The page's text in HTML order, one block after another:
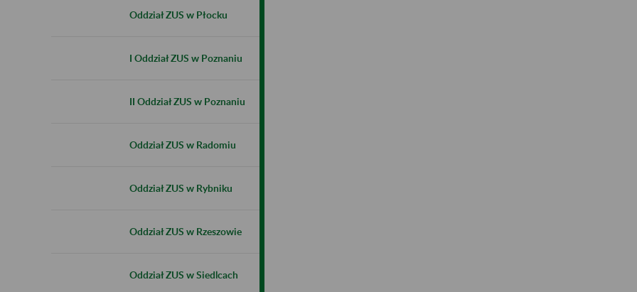
Oddział ZUS w Płocku
I Oddział ZUS w Poznaniu
II Oddział ZUS w Poznaniu
Oddział ZUS w Radomiu
Oddział ZUS w Rybniku
Oddział ZUS w Rzeszowie
Oddział ZUS w Siedlcach